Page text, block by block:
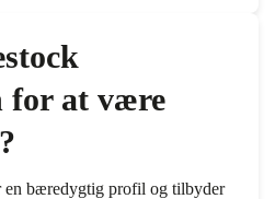
for at være
en bæredygtig profil og tilbyder